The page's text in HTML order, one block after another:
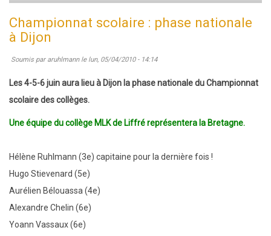
2010
projet
européen
au
Championnat scolaire : phase nationale
à Dijon
Soumis par aruhlmannle lun, 05/04/2010 - 14:14
Les 4-5-6 juin aura lieu à Dijon la phase nationale du Championnat
scolaire des collèges.
Une équipe du collège MLK de Liffré représentera la Bretagne.
Hélène Ruhlmann (3e) capitaine pour la dernière fois !
Hugo Stievenard (5e)
Aurélien Bélouassa (4e)
Alexandre Chelin (6e)
Yoann Vassaux (6e)